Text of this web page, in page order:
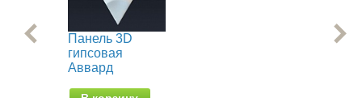
Панель 3D
гипсовая
Аввард